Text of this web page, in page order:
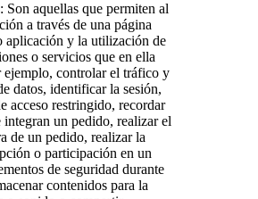
: Son aquellas que permiten al
a través de una página
aplicación y la utilización de
o servicios que en ella
ejemplo, controlar el tráfico y
datos, identificar la sesión,
acceso restringido, recordar
integran un pedido, realizar el
de un pedido, realizar la
o participación en un
de seguridad durante
contenidos para la